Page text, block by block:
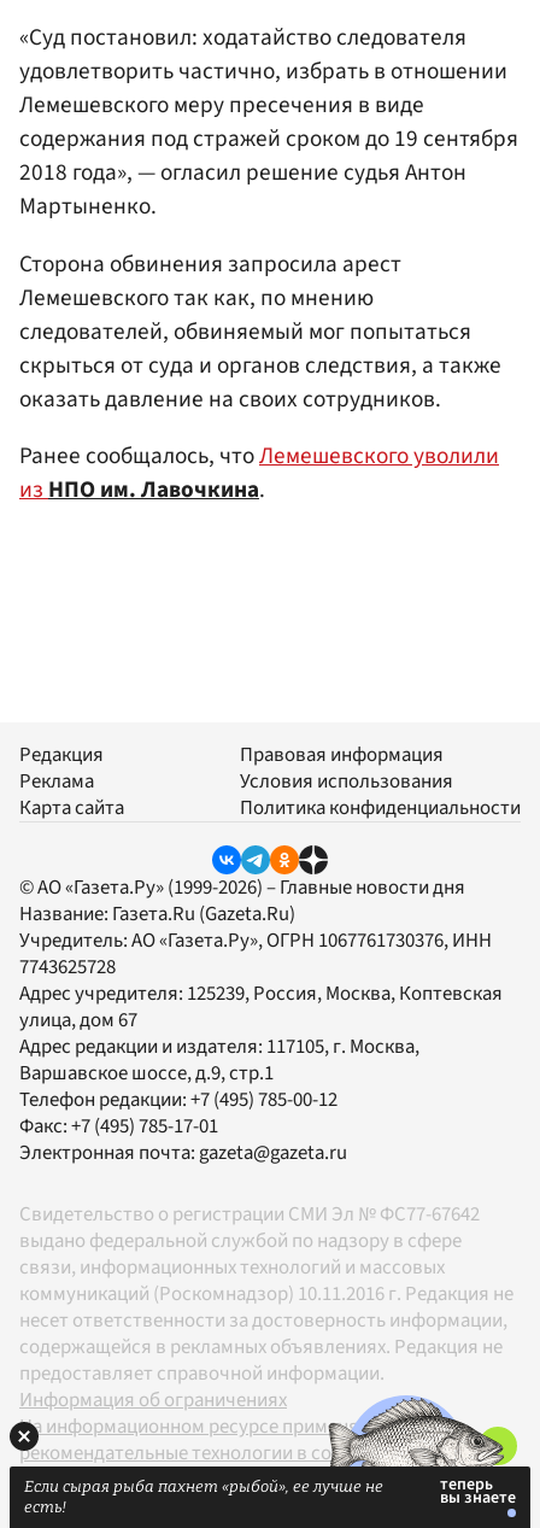
«Суд постановил: ходатайство следователя
удовлетворить частично, избрать в отношении
Лемешевского меру пресечения в виде
содержания под стражей сроком до 19 сентября
2018 года», — огласил решение судья Антон
Мартыненко.
Сторона обвинения запросила арест
Лемешевского так как, по мнению
следователей, обвиняемый мог попытаться
скрыться от суда и органов следствия, а также
оказать давление на своих сотрудников.
Ранее сообщалось, чтоЛемешевского уволили
изНПО им. Лавочкина.
Редакция
Реклама
Карта сайта
Правовая информация
Условия использования
Политика конфиденциальности
© АО «Газета.Ру» (1999-2026) – Главные новости дня
Название: Газета.Ru (Gazeta.Ru)
Учредитель:АО «Газета.Ру», ОГРН 1067761730376, ИНН
7743625728
Адрес учредителя: 125239, Россия, Москва, Коптевская
улица, дом 67
Адрес редакции и издателя: 117105, г. Москва,
Варшавское шоссе, д.9, стр.1
Телефон редакции:+7 (495) 785-00-12
Факс:+7 (495) 785-17-01
Электронная почта:gazeta@gazeta.ru
Свидетельство о регистрации СМИ Эл № ФС77-67642
выдано федеральной службой по надзору в сфере
связи, информационных технологий и массовых
коммуникаций (Роскомнадзор) 10.11.2016 г. Редакция не
несет ответственности за достоверность информации,
содержащейся в рекламных объявлениях. Редакция не
предоставляет справочной информации.
Информация об ограничениях
На информационном ресурсе применяются
рекомендательные технологии в соответствии с
Правилами
Если сырая рыба пахнет «рыбой», ее лучше не
есть!